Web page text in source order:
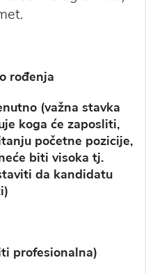
rođenja
(važna stavka
koga će zaposliti,
početne pozicije,
biti visoka tj.
da kandidatu
profesionalna)